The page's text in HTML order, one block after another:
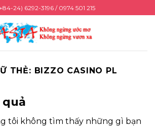
24) 6292-3196 / 0974 501 215
THẺ: BIZZO CASINO PL
tôi không tìm thấy những gì bạn